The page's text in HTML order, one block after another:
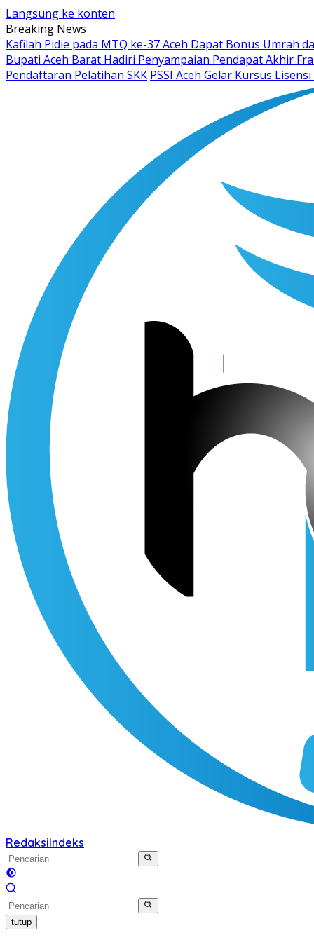
Langsung ke konten
Breaking News
Kafilah Pidie pada MTQ ke-37 Aceh Dapat Bonus Umrah
Bupati Aceh Barat Hadiri Penyampaian Pendapat Akhir
Pendaftaran Pelatihan SKK PSSI Aceh Gelar Kursus
RedaksiIndeks
tutup